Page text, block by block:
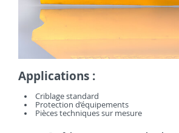
Applications :
Criblage standard
Protection d’équipements
Pièces techniques sur mesure